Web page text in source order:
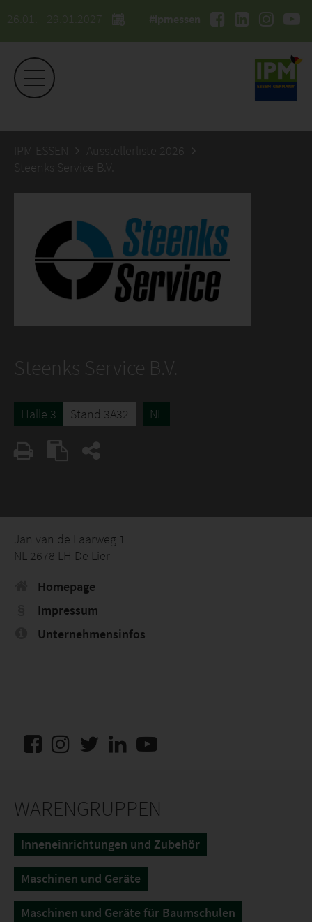
26.01. - 29.01.2027 #ipmessen
IPM ESSEN
Ausstellerliste 2026
Steenks Service B.V.
Steenks Service B.V.
Halle 3 Stand 3A32 NL
Jan van de Laarweg 1
NL 2678 LH De Lier
Homepage
Impressum
Unternehmensinfos
WARENGRUPPEN
Inneneinrichtungen und Zubehör
Maschinen und Geräte
Maschinen und Geräte für Baumschulen